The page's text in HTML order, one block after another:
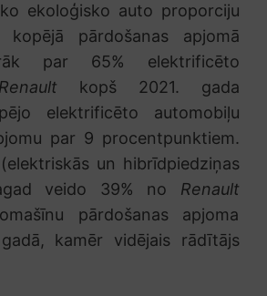
ekoloģisko auto proporciju
kopējā pārdošanas apjomā
par 65% elektrificēto
Renault kopš 2021. gada
elektrificēto automobiļu
par 9 procentpunktiem.
un hibrīdpiedziņas
veido 39% no Renault
pārdošanas apjoma
kamēr vidējais rādītājs